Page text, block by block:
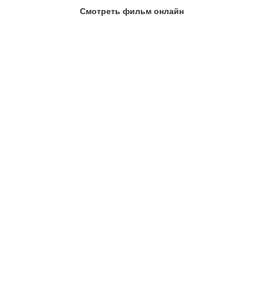
Смотреть фильм онлайн